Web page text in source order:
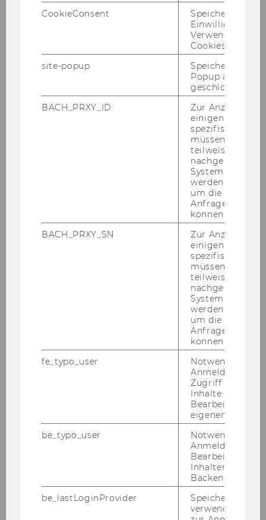
doc. Mgr. František Tůma, Ph.D.
Universitätsassistent post doc
frantisek.tuma@wu.ac.at
CookieConsent
Speichert Ihre
Einwilligung zur
Verwendung von
Cookies.
site-popup
Speichert ob ein
Popup
geschlossen
BACH_PRXY_ID
Zur Anzeige von
einigen WU-
spezifischen
müssen
teilweise von
nachgelagerten
System
werden.
um die Antwort
Anfrage
können.
BACH_PRXY_SN
Zur Anzeige von
einigen WU-
spezifischen
müssen
teilweise von
nachgelagerten
System
werden.
um die Antwort
Anfrage
können.
fe_typo_user
Notwendig für
Anmeldung und
Zugriff auf
Inhalte oder zur
Bearbeitung des
eigenen Profils.
be_typo_user
Notwendig für
Anmeldung und
Bearbeitung von
Inhalten im
Backend.
be_lastLoginProvider
Speichert die
verwendete